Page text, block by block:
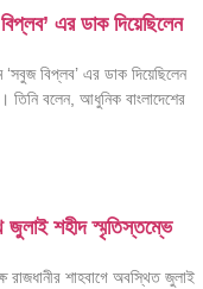
এর ডাক দিয়েছিলেন
‘সবুজ বিপ্লব’ এর ডাক দিয়েছিলেন
তিনি বলেন, আধুনিক বাংলাদেশের
জুলাই শহীদ স্মৃতিস্তম্ভে
শাহবাগে অবস্থিত জুলাই